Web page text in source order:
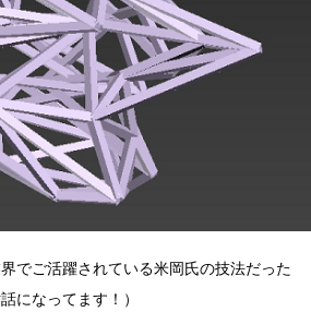
でご活躍されている米岡氏の技法だった
になってます！）